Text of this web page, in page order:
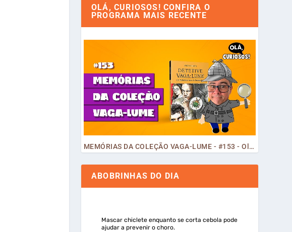
OLÁ, CURIOSOS! CONFIRA O
PROGRAMA MAIS RECENTE
MEMÓRIAS DA COLEÇÃO VAGA-LUME - #153 - Olá, Curiosos! 2023
ABOBRINHAS DO DIA
Mascar chiclete enquanto se corta cebola pode
ajudar a prevenir o choro.